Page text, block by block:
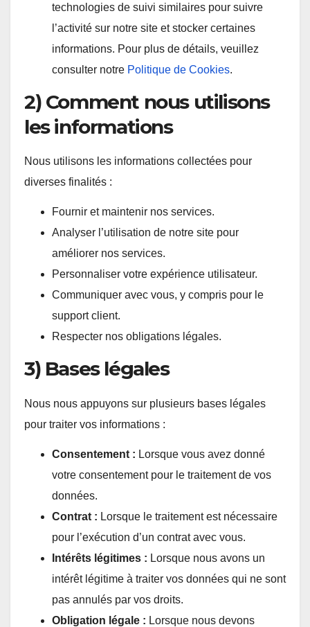
technologies de suivi similaires pour suivre
l’activité sur notre site et stocker certaines
informations. Pour plus de détails, veuillez
consulter notre Politique de Cookies.
2) Comment nous utilisons
les informations
Nous utilisons les informations collectées pour
diverses finalités :
Fournir et maintenir nos services.
Analyser l’utilisation de notre site pour
améliorer nos services.
Personnaliser votre expérience utilisateur.
Communiquer avec vous, y compris pour le
support client.
Respecter nos obligations légales.
3) Bases légales
Nous nous appuyons sur plusieurs bases légales
pour traiter vos informations :
Consentement : Lorsque vous avez donné
votre consentement pour le traitement de vos
données.
Contrat : Lorsque le traitement est nécessaire
pour l’exécution d’un contrat avec vous.
Intérêts légitimes : Lorsque nous avons un
intérêt légitime à traiter vos données qui ne sont
pas annulés par vos droits.
Obligation légale : Lorsque nous devons